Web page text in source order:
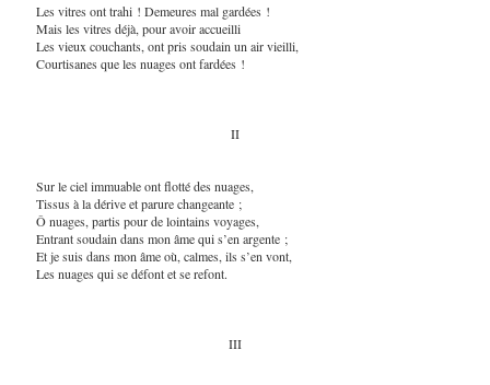
Les vitres ont trahi ! Demeures mal gardées !
Mais les vitres déjà, pour avoir accueilli
Les vieux couchants, ont pris soudain un air vieilli,
Courtisanes que les nuages ont fardées !
II
Sur le ciel immuable ont flotté des nuages,
Tissus à la dérive et parure changeante ;
Ô nuages, partis pour de lointains voyages,
Entrant soudain dans mon âme qui s’en argente ;
Et je suis dans mon âme où, calmes, ils s’en vont,
Les nuages qui se défont et se refont.
III